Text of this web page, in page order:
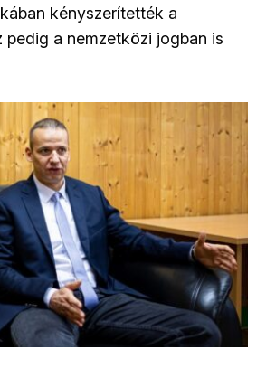
kényszerítették a
pedig a nemzetközi jogban is